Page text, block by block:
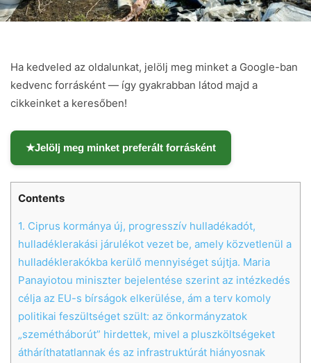
Ha kedveled az oldalunkat, jelölj meg minket a Google-ban
kedvenc forrásként — így gyakrabban látod majd a
cikkeinket a keresőben!
★Jelölj meg minket preferált forrásként
Contents
1. Ciprus kormánya új, progresszív hulladékadót,
hulladéklerakási járulékot vezet be, amely közvetlenül a
hulladéklerakókba kerülő mennyiséget sújtja. Maria
Panayiotou miniszter bejelentése szerint az intézkedés
célja az EU-s bírságok elkerülése, ám a terv komoly
politikai feszültséget szült: az önkormányzatok
„szemétháborút” hirdettek, mivel a pluszköltségeket
átháríthatatlannak és az infrastruktúrát hiányosnak